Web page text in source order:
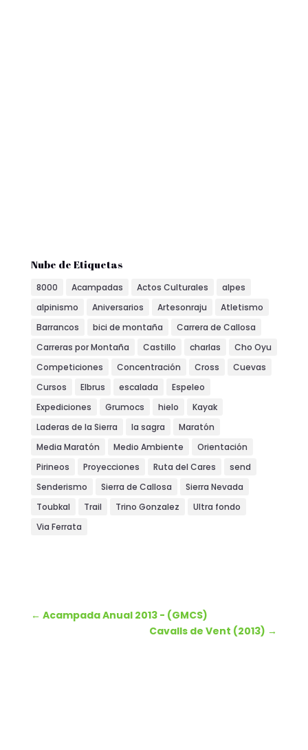
Nube de Etiquetas
8000 Acampadas Actos Culturales
alpes
alpinismo
Aniversarios Artesonraju
Atletismo
Barrancos
bici de montaña
Carrera de Callosa
Carreras por Montaña
Castillo charlas
Cho Oyu
Competiciones
Concentración Cross
Cuevas
Cursos
Elbrus escalada
Espeleo
Expediciones
Grumocs hielo
Kayak
Laderas de la Sierra
la sagra
Maratón
Media Maratón
Medio Ambiente
Orientación
Pirineos
Proyecciones Ruta del Cares
send
Senderismo
Sierra de Callosa
Sierra Nevada
Toubkal
Trail Trino Gonzalez
Ultra fondo
Via Ferrata
← Acampada Anual 2013 - (GMCS)
Cavalls de Vent (2013) →